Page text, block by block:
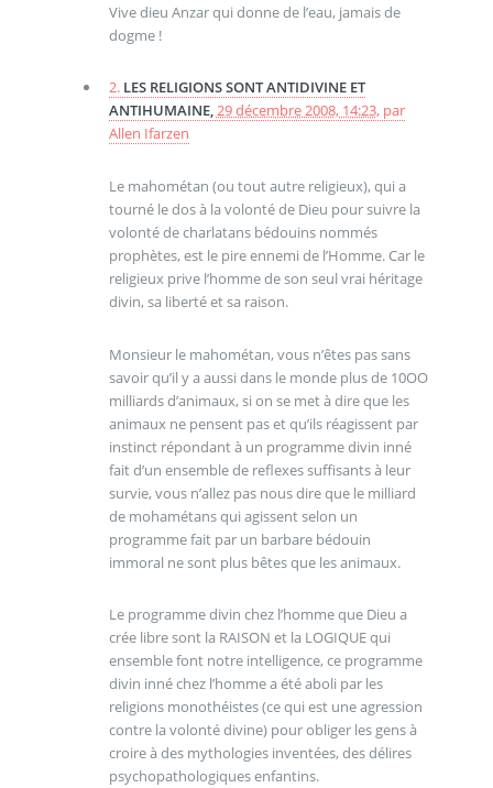
Vive dieu Anzar qui donne de l’eau, jamais de
dogme !
2. LES RELIGIONS SONT ANTIDIVINE ET
ANTIHUMAINE,29 décembre 2008, 14:23, par
Allen Ifarzen
Le mahométan (ou tout autre religieux), qui a
tourné le dos à la volonté de Dieu pour suivre la
volonté de charlatans bédouins nommés
prophètes, est le pire ennemi de l’Homme. Car le
religieux prive l’homme de son seul vrai héritage
divin, sa liberté et sa raison.
Monsieur le mahométan, vous n’êtes pas sans
savoir qu’il y a aussi dans le monde plus de 10OO
milliards d’animaux, si on se met à dire que les
animaux ne pensent pas et qu’ils réagissent par
instinct répondant à un programme divin inné
fait d’un ensemble de reflexes suffisants à leur
survie, vous n’allez pas nous dire que le milliard
de mohamétans qui agissent selon un
programme fait par un barbare bédouin
immoral ne sont plus bêtes que les animaux.
Le programme divin chez l’homme que Dieu a
crée libre sont la RAISON et la LOGIQUE qui
ensemble font notre intelligence, ce programme
divin inné chez l’homme a été aboli par les
religions monothéistes (ce qui est une agression
contre la volonté divine) pour obliger les gens à
croire à des mythologies inventées, des délires
psychopathologiques enfantins.